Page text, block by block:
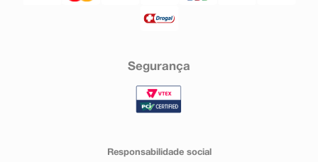
Segurança
Responsabilidade social